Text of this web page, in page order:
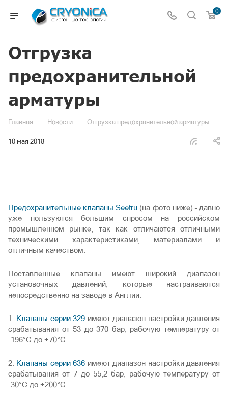
0
Отгрузка
предохранительной
арматуры
Главная — Новости — Отгрузка предохранительной арматуры
10 мая 2018
Предохранительные клапаны Seetru (на фото ниже) – давно
уже пользуются большим спросом на российском
промышленном рынке, так как отличаются отличными
техническими характеристиками, материалами и
отличным качеством.
Поставленные клапаны имеют широкий диапазон
установочных давлений, которые настраиваются
непосредственно на заводе в Англии.
1. Клапаны серии 329 имеют диапазон настройки давления
срабатывания от 53 до 370 бар, рабочую температуру от
-196°C до +70°C.
2. Клапаны серии 636 имеют диапазон настройки давления
срабатывания от 7 до 55,2 бар, рабочую температуру от
-30°C до +200°C.